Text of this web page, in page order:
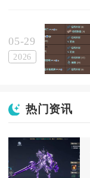
05-29
2026
热门资讯